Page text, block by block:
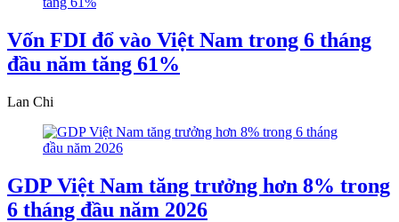
Vốn FDI đổ vào Việt Nam trong 6 tháng
đầu năm tăng 61%
Lan Chi
GDP Việt Nam tăng trưởng hơn 8% trong
6 tháng đầu năm 2026